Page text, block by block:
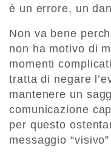
è un errore, un
Non va bene
non ha motivo di
momenti
tratta di negare
mantenere un
comunicazione
per questo
messaggio